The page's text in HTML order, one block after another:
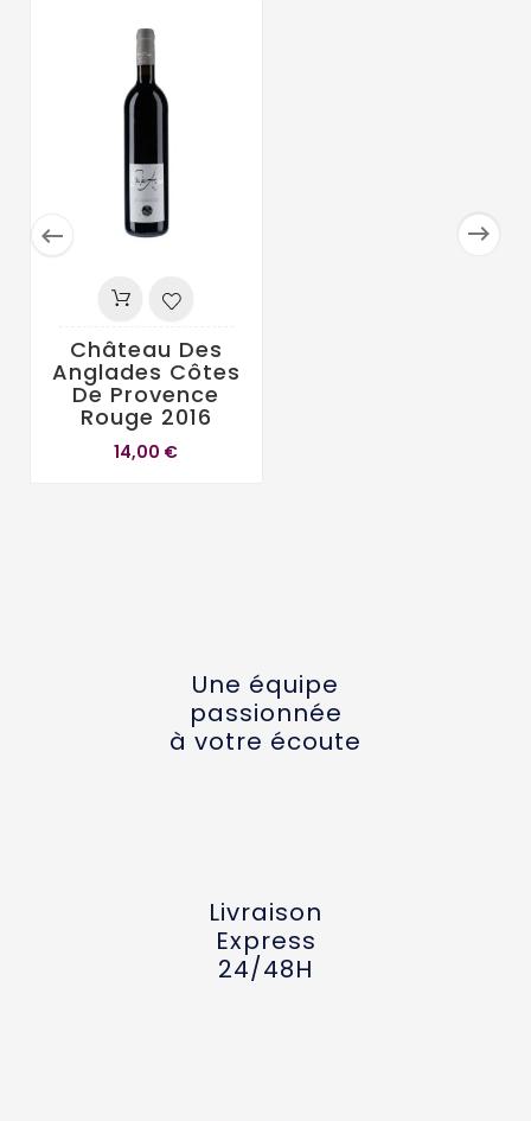
 
Château Des
Anglades Côtes
De Provence
Rouge 2016
14,00 €
Une équipe
passionnée
à votre écoute
Livraison
Express
24/48H